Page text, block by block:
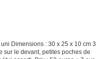
Dimensions : 30 x 25 x 10 cm 3
sur le devant, petites poches de